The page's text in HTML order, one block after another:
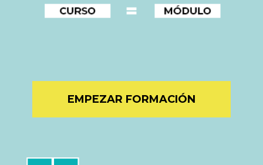
EMPEZAR FORMACIÓN